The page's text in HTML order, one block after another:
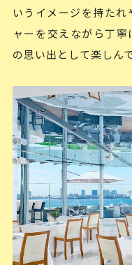
いうイメージを持た
ャーを交えながら丁
の思い出として楽しん